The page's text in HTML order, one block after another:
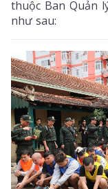
thuộc Ban Quản
như sau: